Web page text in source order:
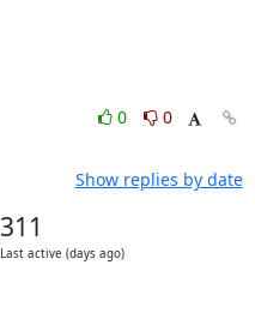
0
0
Show replies by date
311
Last active (days ago)